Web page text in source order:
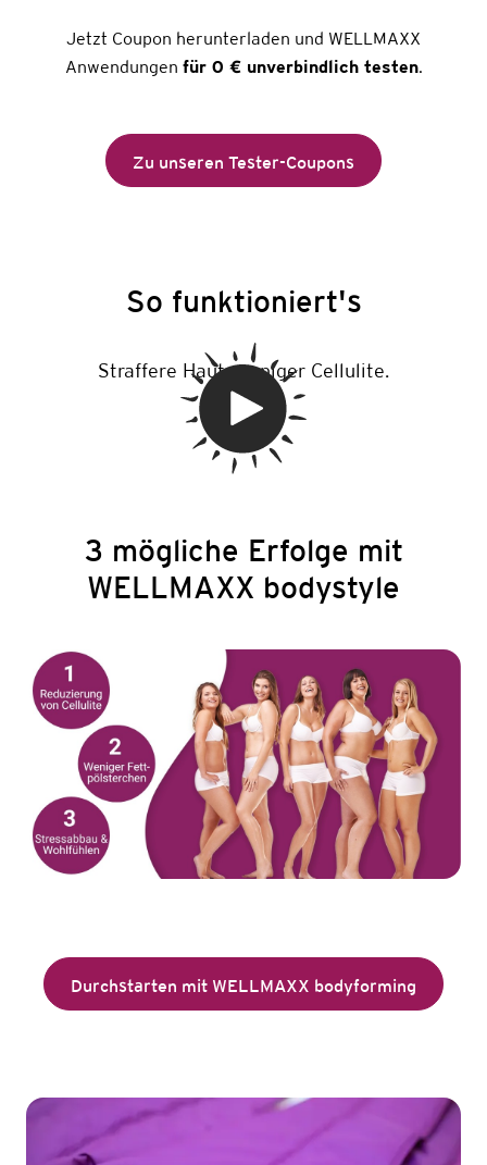
Jetzt Coupon herunterladen und WELLMAXX
Anwendungen für 0 € unverbindlich testen.
Zu unseren Tester-Coupons
So funktioniert's
Straffere Haut, weniger Cellulite.
3 mögliche Erfolge mit
WELLMAXX bodystyle
Durchstarten mit WELLMAXX bodyforming